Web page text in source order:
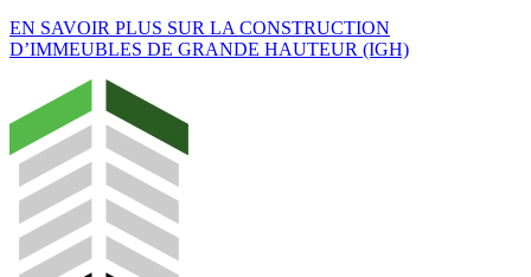
EN SAVOIR PLUS SUR LA CONSTRUCTION
D’IMMEUBLES DE GRANDE HAUTEUR (IGH)